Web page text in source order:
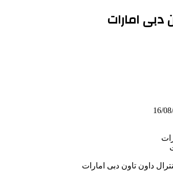
دبی امارات
16/
داون تاون دبی امارات